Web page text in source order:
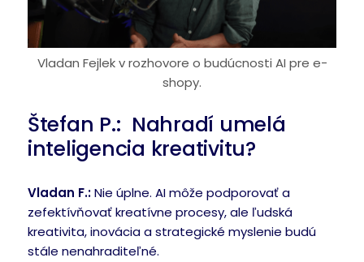
Vladan Fejlek v rozhovore o budúcnosti AI pre e-
shopy.
Štefan P.: Nahradí umelá
inteligencia kreativitu?
Vladan F.:Nie úplne. AI môže podporovať a
zefektívňovať kreatívne procesy, ale ľudská
kreativita, inovácia a strategické myslenie budú
stále nenahraditeľné.